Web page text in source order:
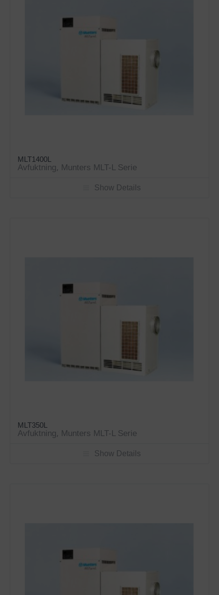
MLT1400L
Avfuktning, Munters MLT-L Serie
Show Details
MLT350L
Avfuktning, Munters MLT-L Serie
Show Details